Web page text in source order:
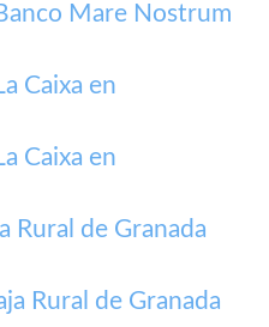
Mare Nostrum
Caixa en
Caixa en
de Granada
Rural de Granada